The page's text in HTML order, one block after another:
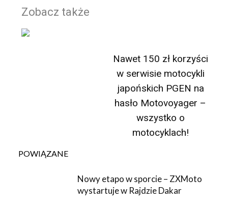
Zobacz także
Nawet 150 zł korzyści
w serwisie motocykli
japońskich PGEN na
hasło Motovoyager –
wszystko o
motocyklach!
POWIĄZANE
Nowy etapo w sporcie – ZXMoto
wystartuje w Rajdzie Dakar